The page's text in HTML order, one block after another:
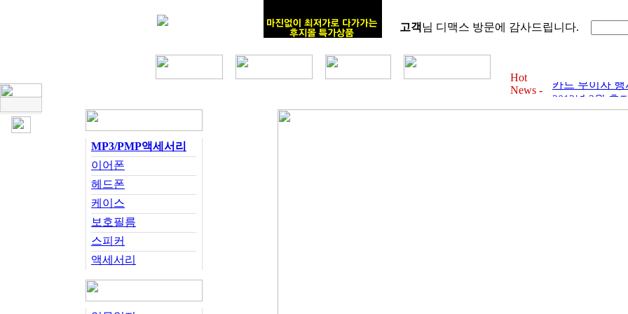
고객님 디맥스 방문에 감사드립니다.
Hot
News -
2012년 6월
카드 무이자 행
2012년 3월 후
카드 무이자 행
MP3/PMP액세서리
이어폰
헤드폰
케이스
보호필름
스피커
액세서리